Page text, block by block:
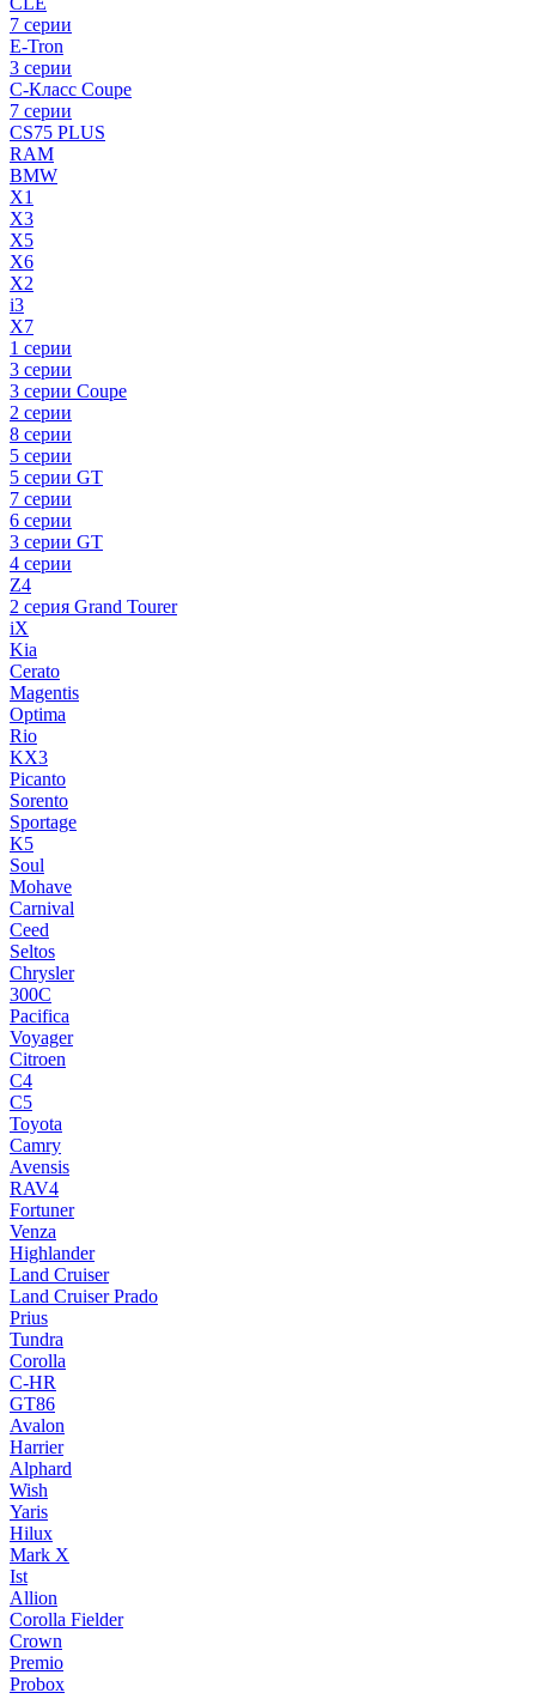
7 серии
E-Tron
3 серии
C-Класс Coupe
7 серии
CS75 PLUS
RAM
BMW
X1
X3
X5
X6
X2
i3
X7
1 серии
3 серии
3 серии Coupe
2 серии
8 серии
5 серии
5 серии GT
7 серии
6 серии
3 серии GT
4 серии
Z4
2 серия Grand Tourer
iX
Kia
Cerato
Magentis
Optima
Rio
KX3
Picanto
Sorento
Sportage
K5
Soul
Mohave
Carnival
Ceed
Seltos
Chrysler
300C
Pacifica
Voyager
Citroen
C4
C5
Toyota
Camry
Avensis
RAV4
Fortuner
Venza
Highlander
Land Cruiser
Land Cruiser Prado
Prius
Tundra
Corolla
C-HR
GT86
Avalon
Harrier
Alphard
Wish
Yaris
Hilux
Mark X
Ist
Allion
Corolla Fielder
Crown
Premio
Probox